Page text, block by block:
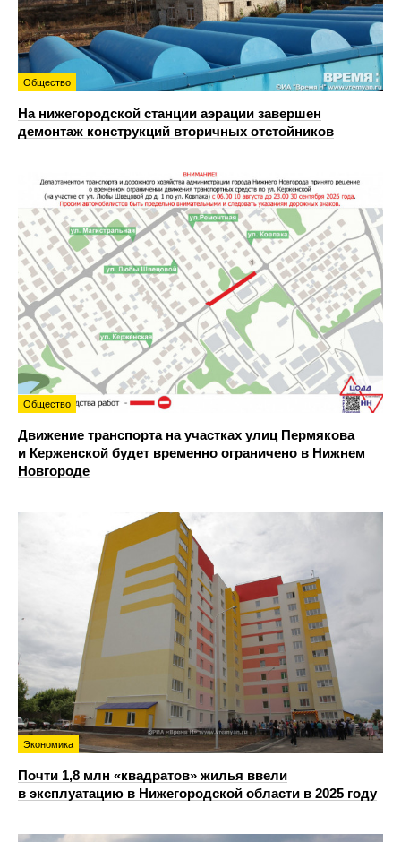
Общество
На нижегородской станции аэрации завершен
демонтаж конструкций вторичных отстойников
Общество
Движение транспорта на участках улиц Пермякова
и Керженской будет временно ограничено в Нижнем
Новгороде
Экономика
Почти 1,8 млн «квадратов» жилья ввели
в эксплуатацию в Нижегородской области в 2025 году